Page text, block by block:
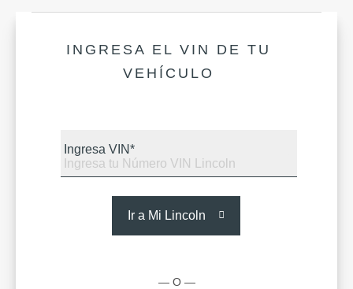
INGRESA EL VIN DE TU
VEHÍCULO
Ingresa VIN*
Ir a Mi Lincoln
— O —